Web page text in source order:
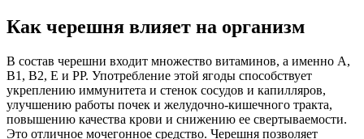
Как черешня влияет на организм
В состав черешни входит множество витаминов, а именно A,
B1, B2, E и PP. Употребление этой ягоды способствует
укреплению иммунитета и стенок сосудов и капилляров,
улучшению работы почек и желудочно-кишечного тракта,
повышению качества крови и снижению ее свертываемости.
Это отличное мочегонное средство. Черешня позволяет